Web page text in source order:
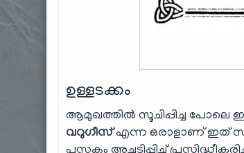
ഉള്ളടക്കം
ആമുഖത്തിൽ സൂചിപ്പിച്ച പോലെ
വറുഗീസ്എന്ന ഒരാളാണ് ഇത്